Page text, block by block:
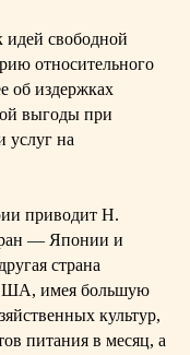
идей свободной
относительного
об издержках
выгоды при
услуг на
приводит Н.
— Японии и
страна
имея большую
культур,
питания в месяц, а